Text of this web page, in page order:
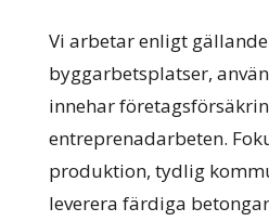
Vi arbetar enligt
byggarbetsplatser,
innehar
entreprenadarbeten.
produktion, tydlig
leverera färdiga